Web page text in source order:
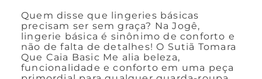
Quem disse que lingeries básicas
precisam ser sem graça? Na Jogê,
lingerie básica é sinônimo de conforto e
não de falta de detalhes! O Sutiã Tomara
Que Caia Basic Me alia beleza,
funcionalidade e conforto em uma peça